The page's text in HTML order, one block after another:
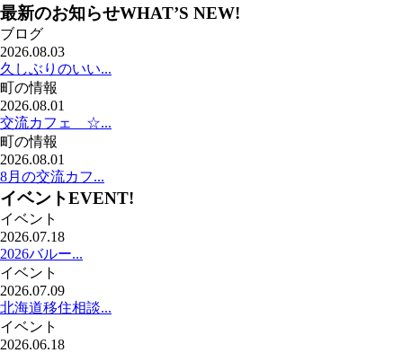
最新のお知らせWHAT’S NEW!
ブログ
2026.08.03
久しぶりのいい...
町の情報
2026.08.01
交流カフェ ☆...
町の情報
2026.08.01
8月の交流カフ...
イベントEVENT!
イベント
2026.07.18
2026バルー...
イベント
2026.07.09
北海道移住相談...
イベント
2026.06.18